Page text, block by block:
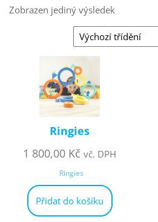
Zobrazen jediný výsledek
Ringies
1 800,00 Kč vč. DPH
Ringies
Přidat do košíku